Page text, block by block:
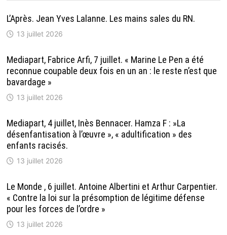
L’Après. Jean Yves Lalanne. Les mains sales du RN.
13 juillet 2026
Mediapart, Fabrice Arfi, 7 juillet. « Marine Le Pen a été
reconnue coupable deux fois en un an : le reste n’est que
bavardage »
13 juillet 2026
Mediapart, 4 juillet, Inès Bennacer. Hamza F : »La
désenfantisation à l’œuvre », « adultification » des
enfants racisés.
13 juillet 2026
Le Monde , 6 juillet. Antoine Albertini et Arthur Carpentier.
« Contre la loi sur la présomption de légitime défense
pour les forces de l’ordre »
13 juillet 2026